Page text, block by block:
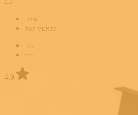
-22%
TOP VENTE
-22%
TOP
4.9